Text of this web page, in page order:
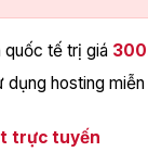
quốc tế trị giá
dụng hosting
trực tuyến